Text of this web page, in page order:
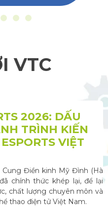
VTC
2026: DẤU
TRÌNH KIẾN
VIỆT
Cung Điền kinh Mỹ Đình (Hà
chính thức khép lại, để lại
chất lượng chuyên môn và
thao điện tử Việt Nam.